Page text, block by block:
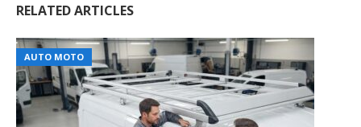
RELATED ARTICLES
AUTO MOTO